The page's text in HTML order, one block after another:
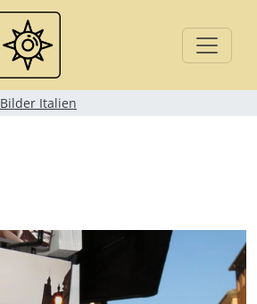
Bilder Italien